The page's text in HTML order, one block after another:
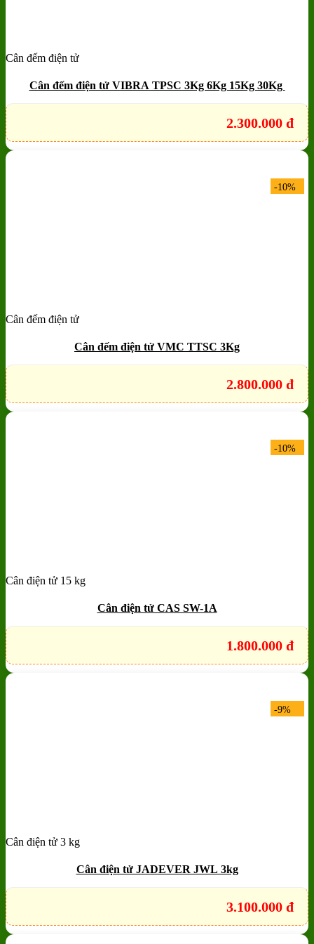
Add to wishlist
Cân đếm điện tử
Cân đếm điện tử VIBRA TPSC 3Kg 6Kg 15Kg 30Kg
2.300.000 đ
-10%
Add to wishlist
Cân đếm điện tử
Cân đếm điện tử VMC TTSC 3Kg
2.800.000 đ
-10%
Add to wishlist
Cân điện tử 15 kg
Cân điện tử CAS SW-1A
1.800.000 đ
-9%
Add to wishlist
Cân điện tử 3 kg
Cân điện tử JADEVER JWL 3kg
3.100.000 đ